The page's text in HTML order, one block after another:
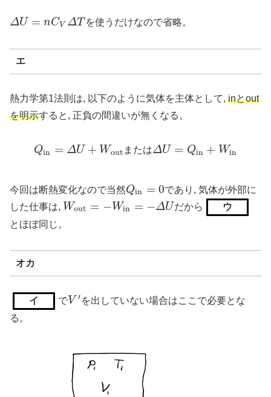
ΔU = nCV ΔT
ΔU= nC VΔT を使うだけなので省略。
エ
熱力学第1法則は, 以下のように気体を主体として, inとout
を明示すると, 正負の間違いが無くなる。
Qin = ΔU + Wout
Qin= ΔU+Wo ut またはΔU = Qin + Win
ΔU= Qin +Wi n
今回は断熱変化なので当然Qin = 0
Qin= 0
であり, 気体が外部に
した仕事は, Wout = −Win = −ΔU
Wout= −Win=−Δ U だから
ウ
とほぼ同じ。
オカ
イ でV ′
V′
を出していない場合はここで必要とな
る。